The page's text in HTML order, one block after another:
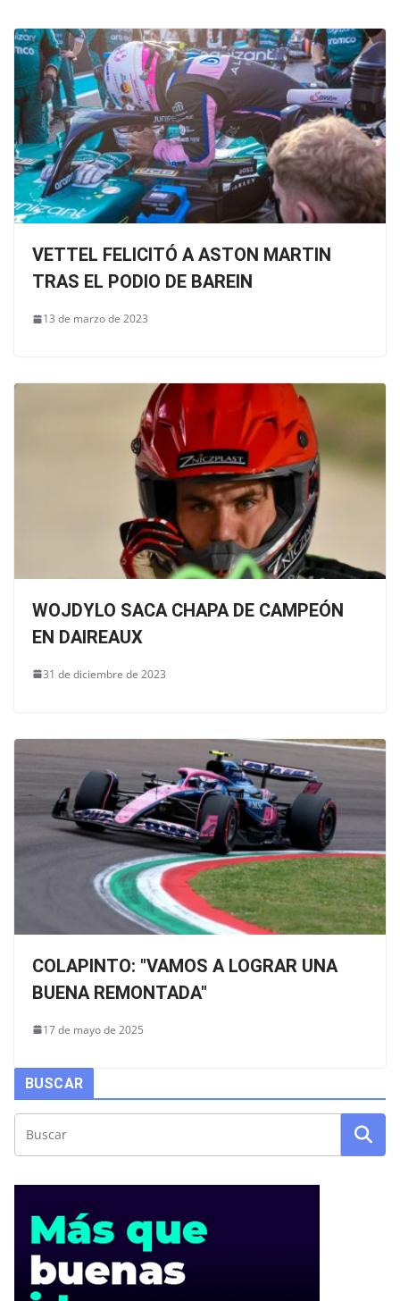
VETTEL FELICITÓ A ASTON MARTIN
TRAS EL PODIO DE BAREIN
13 de marzo de 2023
WOJDYLO SACA CHAPA DE CAMPEÓN
EN DAIREAUX
31 de diciembre de 2023
COLAPINTO: "VAMOS A LOGRAR UNA
BUENA REMONTADA"
17 de mayo de 2025
BUSCAR